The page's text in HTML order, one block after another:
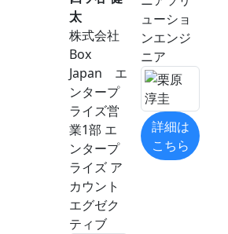
太
株式会社
Box
Japan エ
ンタープ
ライズ営
業1部 エ
ンタープ
ライズ ア
カウント
エグゼク
ティブ
ューショ
ンエンジ
ニア
詳細は
こちら